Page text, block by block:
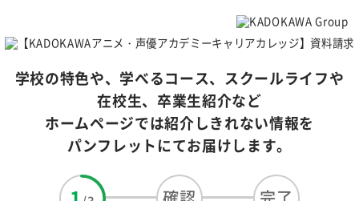
学校の特色や、学べるコース、スクールライフや
在校生、卒業生紹介など
ホームページでは紹介しきれない情報を
パンフレットにてお届けします。